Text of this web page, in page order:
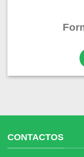
CONTACTOS